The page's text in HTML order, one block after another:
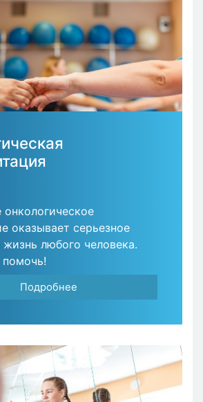
оказывает серьезное
жизнь любого человека.
Подробнее